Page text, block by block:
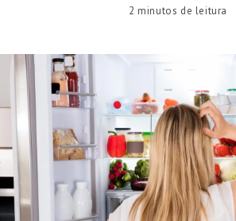
2 minutos de leitura